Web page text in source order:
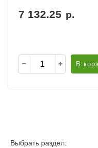
7 132.25 р.
В
Выбрать раздел: